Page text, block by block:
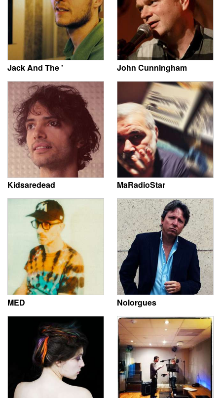
Jack And The ' John Cunningham
Kidsaredead MaRadioStar
MED Nolorgues